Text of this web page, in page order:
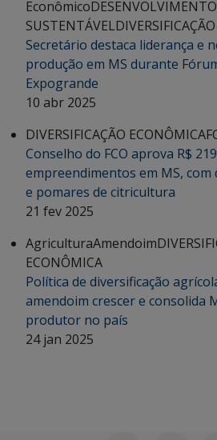
EconômicoDESENVOLVIMENTO
SUSTENTÁVEL
Secretário destaca liderança e
produção em MS durante
Expogrande
10 abr 2025
DIVERSIFICAÇÃO ECONÔMICA
Conselho do FCO aprova R$
empreendimentos em MS,
e pomares de citricultura
21 fev 2025
AgriculturaAmendoim
ECONÔMICA
Política de diversificação
amendoim crescer e consolida
produtor no país
24 jan 2025